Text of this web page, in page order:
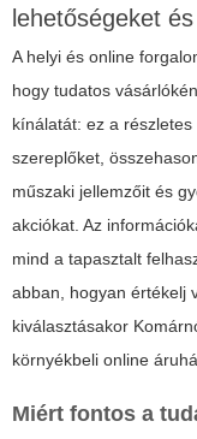
lehetőségeket
A helyi és online
hogy tudatos
kínálatát: ez a
szereplőket,
műszaki jellemzőit és
akciókat. Az
mind a tapasztalt
abban, hogyan értékelj
kiválasztásakor
környékbeli online
Miért fontos a